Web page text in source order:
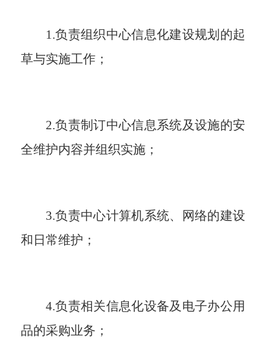
1.负责组织中心信息化建设规划的起
草与实施工作；
2.负责制订中心信息系统及设施的安
全维护内容并组织实施；
3.负责中心计算机系统、网络的建设
和日常维护 ；
4.负责相关信息化设备及电子办公用
品的采购业务 ；